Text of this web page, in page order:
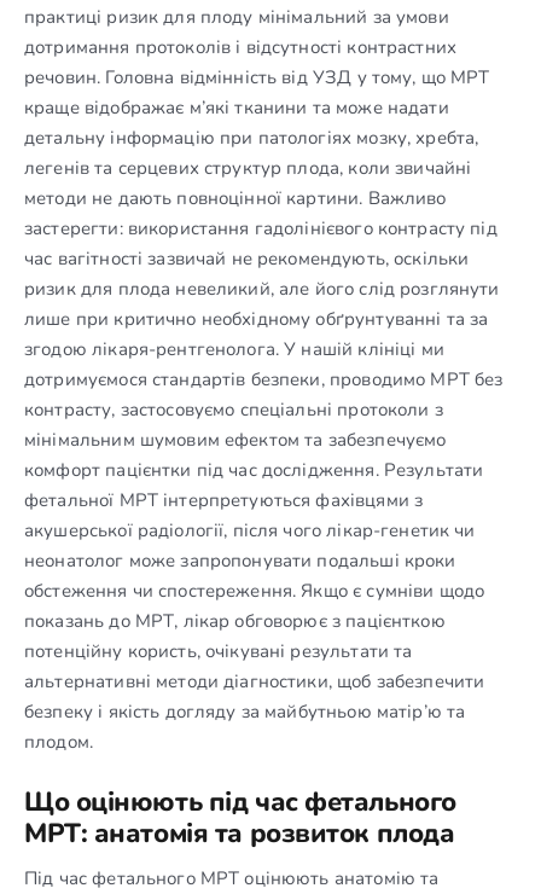
практиці ризик для плоду мінімальний за умови
дотримання протоколів і відсутності контрастних
речовин. Головна відмінність від УЗД у тому, що МРТ
краще відображає м’які тканини та може надати
детальну інформацію при патологіях мозку, хребта,
легенів та серцевих структур плода, коли звичайні
методи не дають повноцінної картини. Важливо
застерегти: використання гадолінієвого контрасту під
час вагітності зазвичай не рекомендують, оскільки
ризик для плода невеликий, але його слід розглянути
лише при критично необхідному обґрунтуванні та за
згодою лікаря-рентгенолога. У нашій клініці ми
дотримуємося стандартів безпеки, проводимо МРТ без
контрасту, застосовуємо спеціальні протоколи з
мінімальним шумовим ефектом та забезпечуємо
комфорт пацієнтки під час дослідження. Результати
фетальної МРТ інтерпретуються фахівцями з
акушерської радіології, після чого лікар-генетик чи
неонатолог може запропонувати подальші кроки
обстеження чи спостереження. Якщо є сумніви щодо
показань до МРТ, лікар обговорює з пацієнткою
потенційну користь, очікувані результати та
альтернативні методи діагностики, щоб забезпечити
безпеку і якість догляду за майбутньою матір’ю та
плодом.
Що оцінюють під час фетального
МРТ: анатомія та розвиток плода
Під час фетального МРТ оцінюють анатомію та